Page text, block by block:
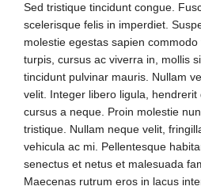
Sed tristique tincidunt congue.
scelerisque felis in imperdiet.
molestie egestas sapien
turpis, cursus ac viverra in, mollis
tincidunt pulvinar mauris. Nullam
velit. Integer libero ligula, hendrerit
cursus a neque. Proin molestie
tristique. Nullam neque velit,
vehicula ac mi. Pellentesque
senectus et netus et malesuada
Maecenas rutrum eros in lacus